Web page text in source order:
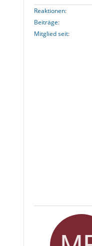
Reaktionen
Beiträge
Mitglied seit